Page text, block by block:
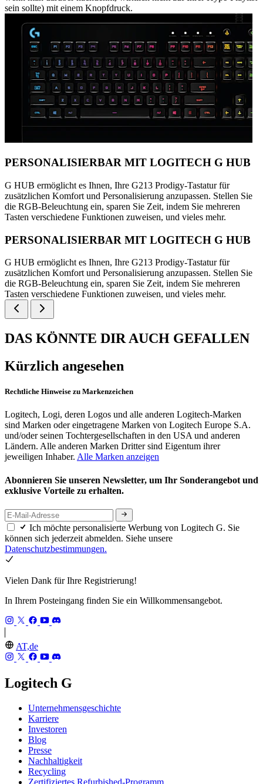
sein sollte) mit einem Knopfdruck.
PERSONALISIERBAR MIT LOGITECH G HUB
G HUB ermöglicht es Ihnen, Ihre G213 Prodigy-Tastatur für
zusätzlichen Komfort und Personalisierung anzupassen. Stellen Sie
die RGB-Beleuchtung ein, sparen Sie Zeit, indem Sie mehreren
Tasten verschiedene Funktionen zuweisen, und vieles mehr.
PERSONALISIERBAR MIT LOGITECH G HUB
G HUB ermöglicht es Ihnen, Ihre G213 Prodigy-Tastatur für
zusätzlichen Komfort und Personalisierung anzupassen. Stellen Sie
die RGB-Beleuchtung ein, sparen Sie Zeit, indem Sie mehreren
Tasten verschiedene Funktionen zuweisen, und vieles mehr.
DAS KÖNNTE DIR AUCH GEFALLEN
Kürzlich angesehen
Rechtliche Hinweise zu Markenzeichen
Logitech, Logi, deren Logos und alle anderen Logitech-Marken
sind Marken oder eingetragene Marken von Logitech Europe S.A.
und/oder seinen Tochtergesellschaften in den USA und anderen
Ländern. Alle anderen Marken Dritter sind Eigentum ihrer
jeweiligen Inhaber. Alle Marken anzeigen
Abonnieren Sie unseren Newsletter, um Ihr Sonderangebot und
exklusive Vorteile zu erhalten.
Ich möchte personalisierte Werbung von Logitech G. Sie
können sich jederzeit abmelden. Siehe unsere
Datenschutzbestimmungen.
Vielen Dank für Ihre Registrierung!
In Ihrem Posteingang finden Sie ein Willkommensangebot.
AT,de
Logitech G
Unternehmensgeschichte
Karriere
Investoren
Blog
Presse
Nachhaltigkeit
Recycling
Zertifiziertes Refurbished-Programm